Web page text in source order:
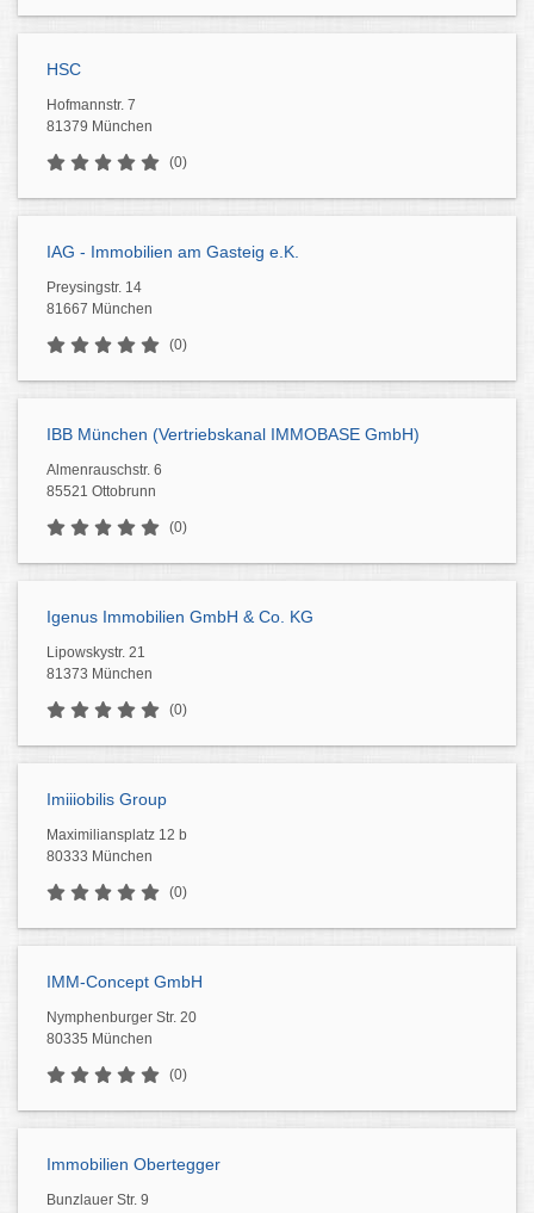
HSC
Hofmannstr. 7
81379 München
(0)
IAG - Immobilien am Gasteig e.K.
Preysingstr. 14
81667 München
(0)
IBB München (Vertriebskanal IMMOBASE GmbH)
Almenrauschstr. 6
85521 Ottobrunn
(0)
Igenus Immobilien GmbH & Co. KG
Lipowskystr. 21
81373 München
(0)
Imiiiobilis Group
Maximiliansplatz 12 b
80333 München
(0)
IMM-Concept GmbH
Nymphenburger Str. 20
80335 München
(0)
Immobilien Obertegger
Bunzlauer Str. 9